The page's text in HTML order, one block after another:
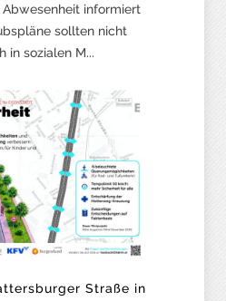
Abwesenheit informiert
sollten nicht
in sozialen M...
Straße in